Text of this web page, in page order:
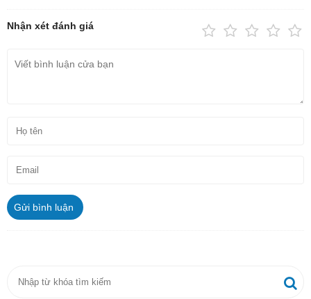
Nhận xét đánh giá
Gửi bình luận